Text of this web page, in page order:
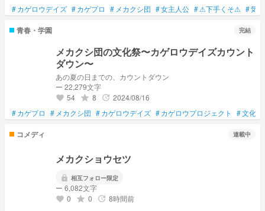
#カゲロウデイズ #カゲプロ # メカクシ団 #女主人公 #⚠下手くそ⚠ #気
青春・学園 完結
メカクシ団の文化祭〜カゲロウデイズカウント
ダウン〜
あの夏の日までの、カウントダウン
ー 22,279文字
favorite 54 grade 8 update 2024/08/16
#カゲプロ # メカクシ団 #カゲロウデイズ #カゲロウプロジェクト #文化祭
コメディ 連載中
メカクショウセツ
lock 相互フォロー限定
ー 6,082文字
favorite 0 grade 0 update 8時間前